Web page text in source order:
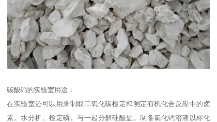
碳酸钙的实验室用途：
在实验室还可以用来制取二氧化碳检定和测定有机化合反应中的卤
素。水分析。检定磷。与一起分解硅酸盐。制备氯化钙溶液以标化